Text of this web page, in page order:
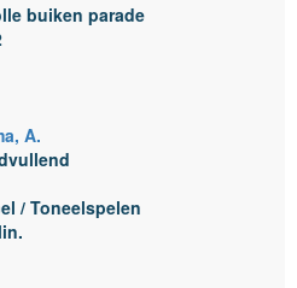
buiken parade
A.
/ Toneelspelen